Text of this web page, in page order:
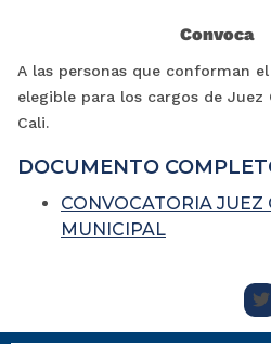
Convoca
A las personas que conforman
elegible para los cargos de Juez
Cali.
DOCUMENTO
CONVOCATORIA JUEZ
MUNICIPAL